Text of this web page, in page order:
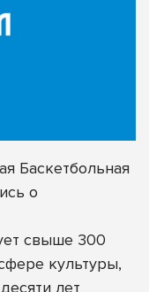
Баскетбольная
о
свыше 300
культуры,
лет